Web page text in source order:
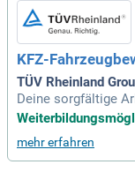
KFZ-
TÜV Rheinland
Deine sorgfältige
erst du die
Bereich (z.B. als
-Mechaniker*in,
mehr erfahren